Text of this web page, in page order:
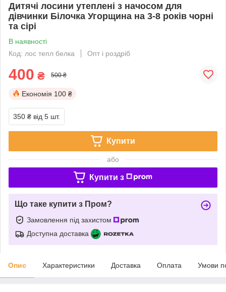
Дитячі лосини утеплені з начосом для
дівчинки Білочка Угорщина на 3-8 років чорні
та сірі
В наявності
Код: лос тепл белка
Опт і роздріб
400 ₴ 500 ₴
Економія 100 ₴
350 ₴ від 5 шт.
Купити
або
Купити з
Що таке купити з Пром?
Замовлення під захистом
Доступна доставка
Опис Характеристики Доставка Оплата Умови